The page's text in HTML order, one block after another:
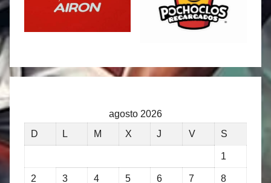
agosto 2026
D
L M X J V S
1
2 3 4 5 6 7 8